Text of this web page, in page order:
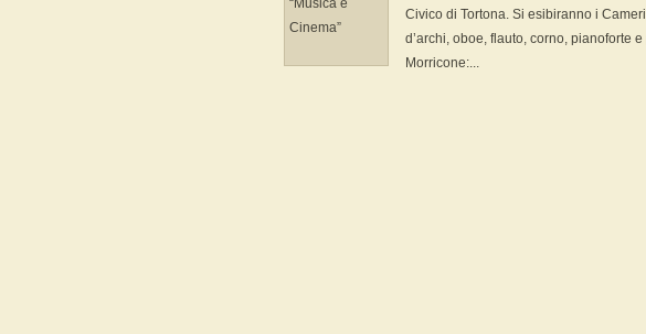
Civico di Tortona. Si esibiranno i
d’archi, oboe, flauto, corno, pianoforte
Morricone:...